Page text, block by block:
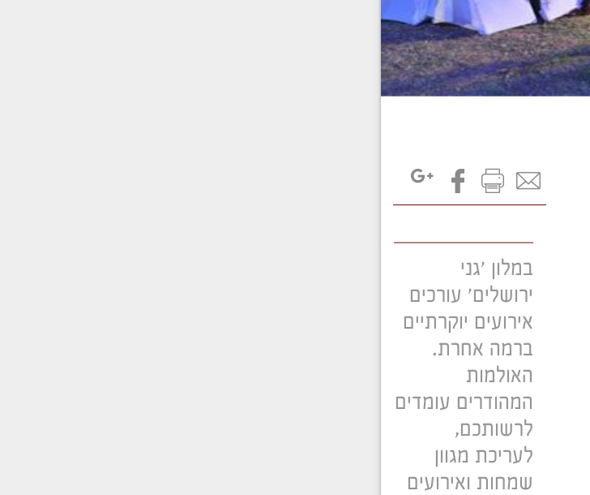
במלון 'גני
ירושלים' עורכים
אירועים יוקרתיים
ברמה אחרת.
האולמות
המהודרים עומדים
לרשותכם,
לעריכת מגוון
שמחות ואירועים